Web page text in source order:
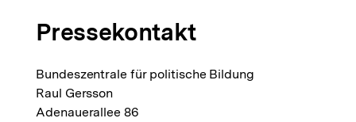
Pressekontakt
Bundeszentrale für politische Bildung
Raul Gersson
Adenauerallee 86